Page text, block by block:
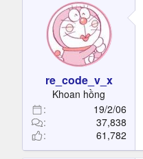
re_code_v_x
Khoan hồng
19/2/06
37,838
61,782